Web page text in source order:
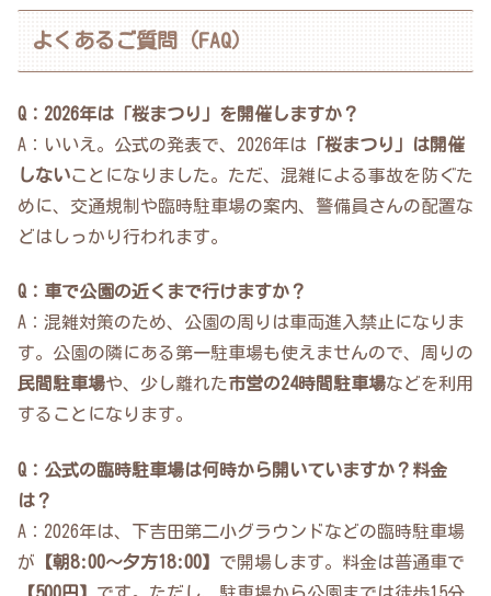
よくあるご質問（FAQ）
Q：2026年は「桜まつり」を開催しますか？
A：いいえ。公式の発表で、2026年は 「桜まつり」は開催
しないことになりました。ただ、混雑による事故を防ぐた
めに、交通規制や臨時駐車場の案内、警備員さんの配置な
どはしっかり行われます。
Q：車で公園の近くまで行けますか？
A：混雑対策のため、公園の周りは車両進入禁止になりま
す。公園の隣にある第一駐車場も使えませんので、周りの
民間駐車場や、少し離れた市営の24時間駐車場などを利用
することになります。
Q：公式の臨時駐車場は何時から開いていますか？料金
は？
A：2026年は、下吉田第二小グラウンドなどの臨時駐車場
が 【朝8:00〜夕方18:00】 で開場します。料金は普通車で
【500円】 です。ただし、駐車場から公園までは徒歩15分